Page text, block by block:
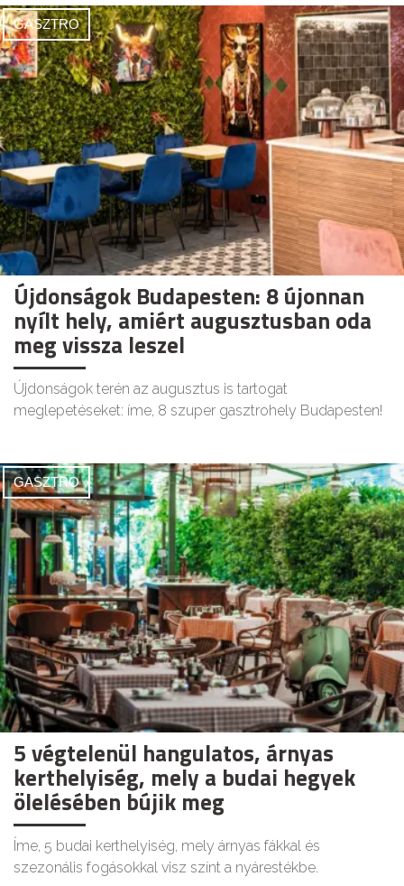
GASZTRO
Újdonságok Budapesten: 8 újonnan
nyílt hely, amiért augusztusban oda
meg vissza leszel
Újdonságok terén az augusztus is tartogat
meglepetéseket: íme, 8 szuper gasztrohely Budapesten!
GASZTRO
5 végtelenül hangulatos, árnyas
kerthelyiség, mely a budai hegyek
ölelésében bújik meg
Íme, 5 budai kerthelyiség, mely árnyas fákkal és
szezonális fogásokkal visz színt a nyárestékbe.